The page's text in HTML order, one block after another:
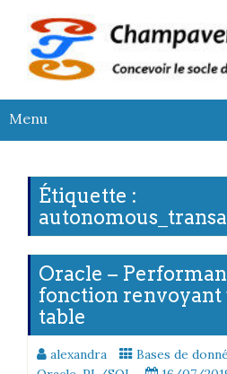
content
Menu
Étiquette :
Oracle –
fonction renvoyant
table
alexandra Bases de